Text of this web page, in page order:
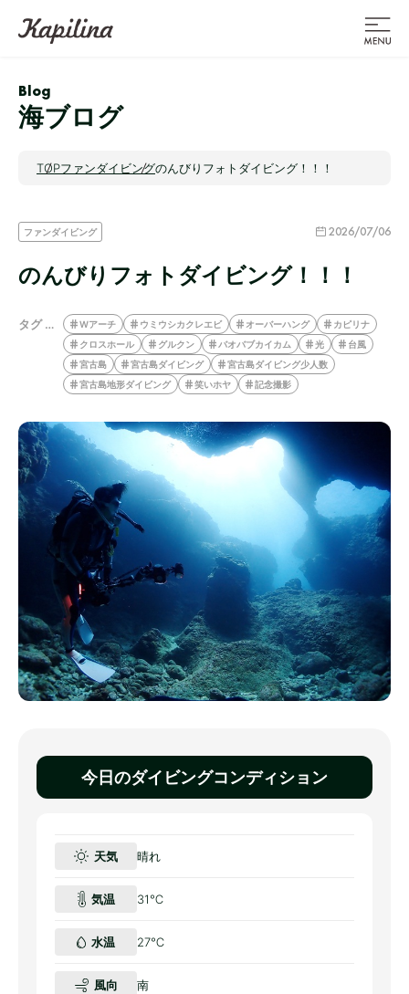
Blog
海ブログ
TOPファンダイビングのんびりフォトダイビング！！！
ファンダイビング 2026/07/06
のんびりフォトダイビング！！！
タグ … Wアーチ ウミウシカクレエビ オーバーハング
カピリナ
クロスホール
グルクン バオバブカイカム 光
台風
宮古島
宮古島ダイビング
宮古島ダイビング少人数
宮古島地形ダイビング
笑いホヤ 記念撮影
今日のダイビングコンディション
天気 晴れ
気温 31℃
水温 27℃
風向 南